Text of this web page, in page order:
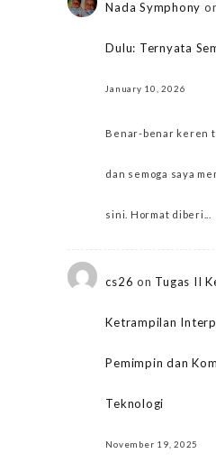
Nada Symphony
Dulu: Ternyata
January 10, 2026
Benar-benar keren
dan semoga saya
sini. Hormat diberi...
cs26 on Tugas II
Ketrampilan
Pemimpin dan
Teknologi
November 19, 2025